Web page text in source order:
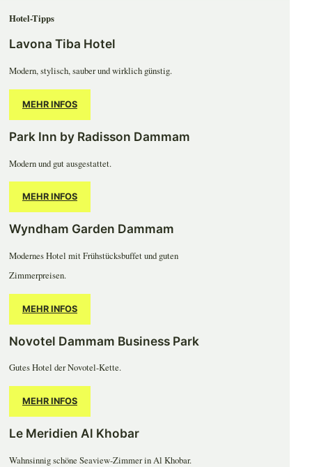
Hotel-Tipps
Lavona Tiba Hotel
Modern, stylisch, sauber und wirklich günstig.
MEHR INFOS
Park Inn by Radisson Dammam
Modern und gut ausgestattet.
MEHR INFOS
Wyndham Garden Dammam
Modernes Hotel mit Frühstücksbuffet und guten
Zimmerpreisen.
MEHR INFOS
Novotel Dammam Business Park
Gutes Hotel der Novotel-Kette.
MEHR INFOS
Le Meridien Al Khobar
Wahnsinnig schöne Seaview-Zimmer in Al Khobar.